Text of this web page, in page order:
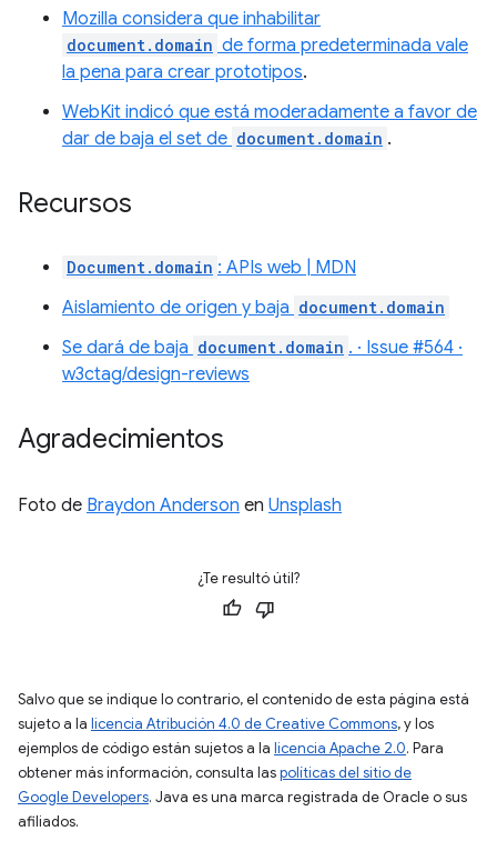
Mozilla considera que inhabilitar
document.domain de forma predeterminada vale
la pena para crear prototipos.
WebKit indicó que está moderadamente a favor de
dar de baja el set de document.domain .
Recursos
Document.domain : APIs web | MDN
Aislamiento de origen y baja document.domain
Se dará de baja document.domain . · Issue #564 ·
w3ctag/design-reviews
Agradecimientos
Foto de Braydon Anderson en Unsplash
¿Te resultó útil?
Salvo que se indique lo contrario, el contenido de esta página está
sujeto a la licencia Atribución 4.0 de Creative Commons, y los
ejemplos de código están sujetos a la licencia Apache 2.0. Para
obtener más información, consulta laspolíticas del sitio de
Google Developers. Java es una marca registrada de Oracle o sus
afiliados.